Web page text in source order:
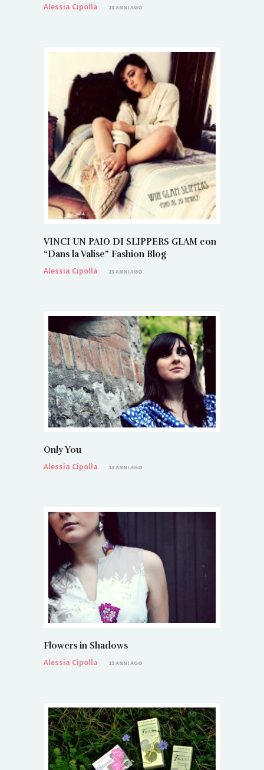
Alessia Cipolla
13 ANNI AGO
VINCI UN PAIO DI SLIPPERS GLAM con
“Dans la Valise” Fashion Blog
Alessia Cipolla
13 ANNI AGO
Only You
Alessia Cipolla
13 ANNI AGO
Flowers in Shadows
Alessia Cipolla
13 ANNI AGO